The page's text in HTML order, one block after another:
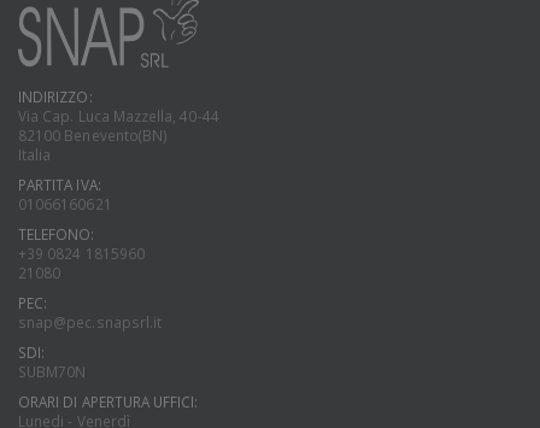
INDIRIZZO:
Via Cap. Luca Mazzella, 40-44
82100 Benevento(BN)
Italia
PARTITA IVA:
01066160621
TELEFONO:
+39 0824 1815960
21080
PEC:
snap@pec.snapsrl.it
SDI:
SUBM70N
ORARI DI APERTURA UFFICI:
Lunedi - Venerdì